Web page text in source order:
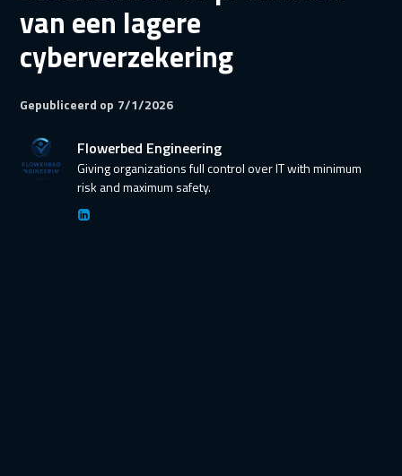
van een lagere
cyberverzekering
Gepubliceerd op 7/1/2026
Flowerbed Engineering
Giving organizations full control over IT with minimum
risk and maximum safety.